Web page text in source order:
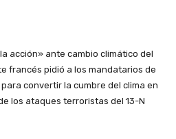
acción» ante cambio climático del
francés pidió a los mandatarios de
convertir la cumbre del clima en
los ataques terroristas del 13-N